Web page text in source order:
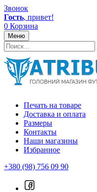
Звонок
Гость, привет!
0 Корзина
Меню
Печать на товаре
Доставка и оплата
Размеры
Контакты
Наши магазины
Избранное
+380 (98) 756 09 90